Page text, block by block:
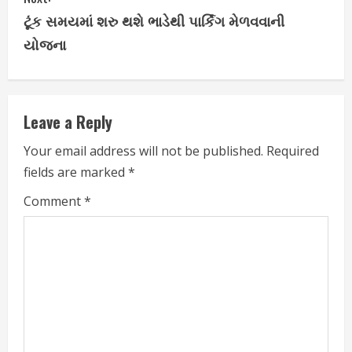
t
i
n
u
e
R
e
ટૂંક સમયમાં શરુ થશે ભાડેથી પાર્કિંગ મેળવવાની
યોજના
Leave a Reply
Your email address will not be published. Required
fields are marked *
Comment*